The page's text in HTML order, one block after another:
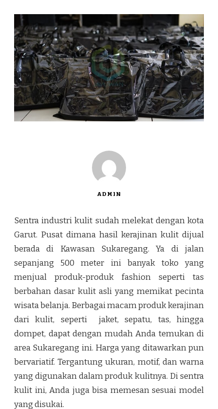
ADMIN
Sentra industri kulit sudah melekat dengan kota
Garut. Pusat dimana hasil kerajinan kulit dijual
berada di Kawasan Sukaregang. Ya di jalan
sepanjang 500 meter ini banyak toko yang
menjual produk-produk fashion seperti tas
berbahan dasar kulit asli yang memikat pecinta
wisata belanja. Berbagai macam produk kerajinan
dari kulit, seperti jaket, sepatu, tas, hingga
dompet, dapat dengan mudah Anda temukan di
area Sukaregang ini. Harga yang ditawarkan pun
bervariatif. Tergantung ukuran, motif, dan warna
yang digunakan dalam produk kulitnya. Di sentra
kulit ini, Anda juga bisa memesan sesuai model
yang disukai.